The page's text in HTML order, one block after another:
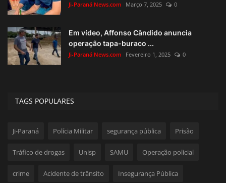
Ji-Paraná News.com Março 7, 2025 0
Em vídeo, Affonso Cândido anuncia
operação tapa-buraco ...
Ji-Paraná News.com Fevereiro 1, 2025 0
TAGS POPULARES
Ji-Paraná Polícia Militar segurança pública Prisão
Tráfico de drogas Unisp SAMU Operação policial
crime Acidente de trânsito Insegurança Pública